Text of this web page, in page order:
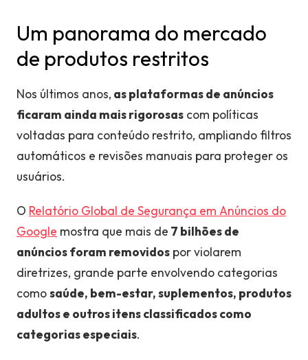
Um panorama do mercado
de produtos restritos
Nos últimos anos, as plataformas de anúncios
ficaram ainda mais rigorosas com políticas
voltadas para conteúdo restrito, ampliando filtros
automáticos e revisões manuais para proteger os
usuários.
O Relatório Global de Segurança em Anúncios do
Google mostra que mais de 7 bilhões de
anúncios foram removidos por violarem
diretrizes, grande parte envolvendo categorias
comosaúde, bem-estar, suplementos, produtos
adultos e outros itens classificados como
categorias especiais.